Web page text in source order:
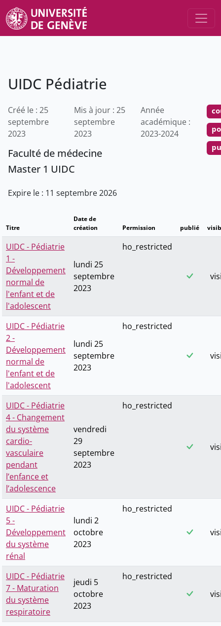
UIDC Pédiatrie
Créé le : 25
septembre
2023
Mis à jour : 25
septembre
2023
Année
académique :
2023-2024
Faculté de médecine
Master 1 UIDC
Expire le : 11 septembre 2026
Titre
Date de
création
Permission publié
UIDC - Pédiatrie
1 -
Développement
normal de
l'enfant et de
l'adolescent
lundi 25
septembre
2023
ho_restricted
UIDC - Pédiatrie
2 -
Développement
normal de
l'enfant et de
l'adolescent
lundi 25
septembre
2023
ho_restricted
UIDC - Pédiatrie
4 - Changement
du système
cardio-
vasculaire
pendant
l’enfance et
l’adolescence
vendredi
29
septembre
2023
ho_restricted
UIDC - Pédiatrie
5 -
Développement
du système
rénal
lundi 2
octobre
2023
ho_restricted
UIDC - Pédiatrie
7 - Maturation
du système
respiratoire
jeudi 5
octobre
2023
ho_restricted